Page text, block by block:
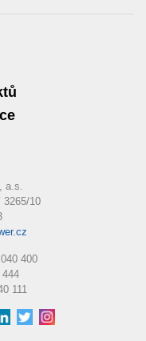
a.s.
3265/10
400
444
111